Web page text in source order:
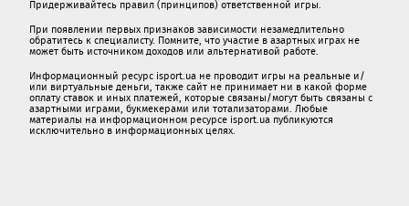
Придерживайтесь правил (принципов) ответственной игры.
При появлении первых признаков зависимости незамедлительно
обратитесь к специалисту. Помните, что участие в азартных играх не
может быть источником доходов или альтернативой работе.
Информационный ресурс isport.ua не проводит игры на реальные и/
или виртуальные деньги, также сайт не принимает ни в какой форме
oплaту ставок и иных платежей, которые связаны/могут быть связаны c
азартными игрaми, букмекерами или тотализаторами. Любые
материалы на информационном ресурсе isport.ua публикуютcя
исключительно в информационных целях.